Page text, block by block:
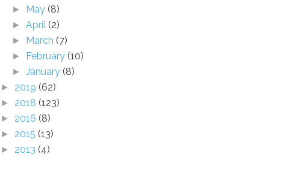
► May (8)
►April (2)
► March (7)
► February (10)
►January (8)
► 2019 (62)
► 2018 (123)
► 2016 (8)
► 2015 (13)
► 2013 (4)